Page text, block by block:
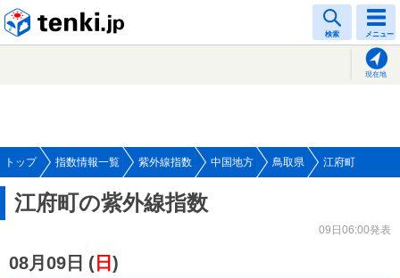
検索 メニュー
現在地
トップ 指数情報一覧 紫外線指数 中国地方 鳥取県 江府町
江府町の紫外線指数
09日06:00発表
08月09日 ( 日 )